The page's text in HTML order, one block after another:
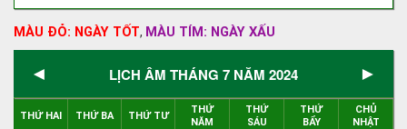
MÀU ĐỎ: NGÀY TỐT, MÀU TÍM: NGÀY XẤU
◄ LỊCH ÂM THÁNG 7 NĂM 2024 ►
THỨ HAI THỨ BA THỨ TƯ
THỨ
NĂM
THỨ
SÁU
THỨ
BẨY
CHỦ
NHẬT